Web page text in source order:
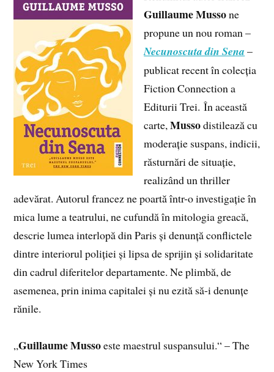
Guillaume Mussone
propune un nou roman –
Necunoscuta din Sena –
publicat recent în colecția
Fiction Connection a
Editurii Trei. În această
carte,Mussodistilează cu
moderație suspans, indicii,
răsturnări de situație,
realizând un thriller
adevărat. Autorul francez ne poartă într-o investigație în
mica lume a teatrului, ne cufundă în mitologia greacă,
descrie lumea interlopă din Paris și denunță conflictele
dintre interiorul poliției și lipsa de sprijin și solidaritate
din cadrul diferitelor departamente. Ne plimbă, de
asemenea, prin inima capitalei și nu ezită să-i denunțe
rănile.
„Guillaume Mussoeste maestrul suspansului.“ – The
New York Times